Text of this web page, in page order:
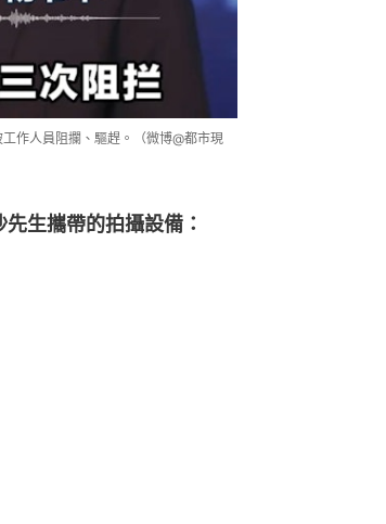
作人員阻攔、驅趕。（微博@都市現
生攜帶的拍攝設備：